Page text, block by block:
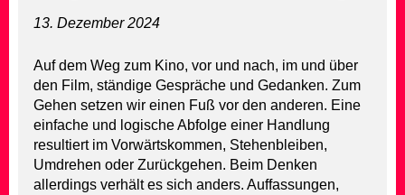
13. Dezember 2024
Auf dem Weg zum Kino, vor und nach, im und über
den Film, ständige Gespräche und Gedanken. Zum
Gehen setzen wir einen Fuß vor den anderen. Eine
einfache und logische Abfolge einer Handlung
resultiert im Vorwärtskommen, Stehenbleiben,
Umdrehen oder Zurückgehen. Beim Denken
allerdings verhält es sich anders. Auffassungen,